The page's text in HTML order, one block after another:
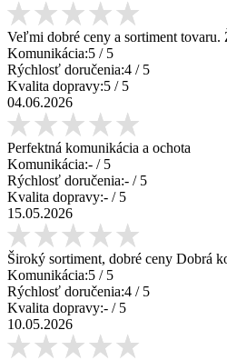
Veľmi dobré ceny a sortiment tovaru.
Komunikácia:5 / 5
Rýchlosť doručenia:4 / 5
Kvalita dopravy:5 / 5
04.06.2026
Perfektná komunikácia a ochota
Komunikácia:- / 5
Rýchlosť doručenia:- / 5
Kvalita dopravy:- / 5
15.05.2026
Široký sortiment, dobré ceny Dobrá
Komunikácia:5 / 5
Rýchlosť doručenia:4 / 5
Kvalita dopravy:- / 5
10.05.2026